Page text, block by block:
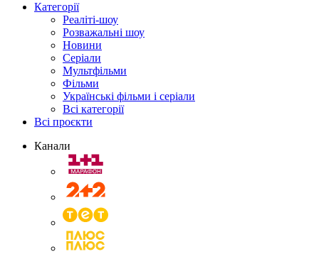
Категорії
Реаліті-шоу
Розважальні шоу
Новини
Серіали
Мультфільми
Фільми
Українські фільми і серіали
Всі категорії
Всі проєкти
Канали